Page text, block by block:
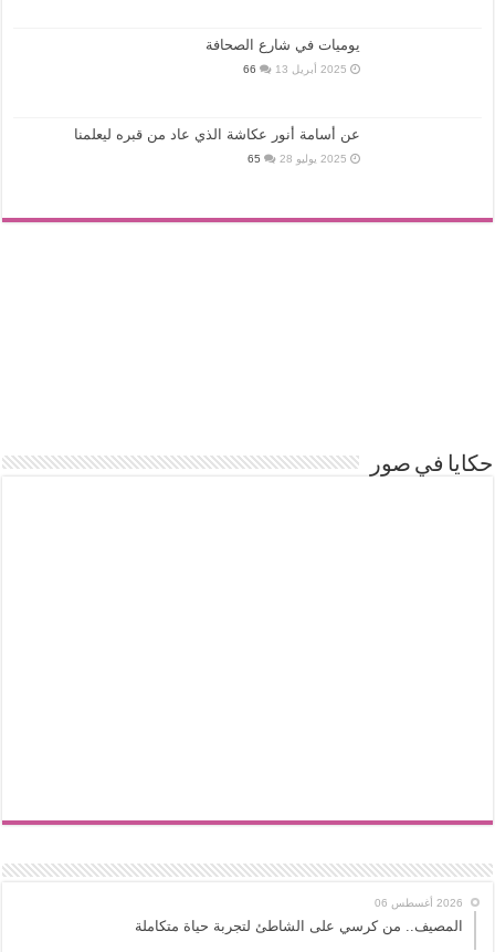
يوميات في شارع الصحافة
2025 أبريل 13 66
عن أسامة أنور عكاشة الذي عاد من قبره ليعلمنا
2025 يوليو 28 65
حكايا في صور
2026 أغسطس 06
المصيف.. من كرسي على الشاطئ لتجربة حياة متكاملة